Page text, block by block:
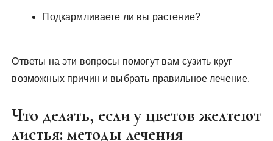
Подкармливаете ли вы растение?
Ответы на эти вопросы помогут вам сузить круг
возможных причин и выбрать правильное лечение.
Что делать, если у цветов желтеют
листья: методы лечения